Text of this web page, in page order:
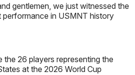
gentlemen, we just witnessed the
performance in USMNT history
the 26 players representing the
at the 2026 World Cup